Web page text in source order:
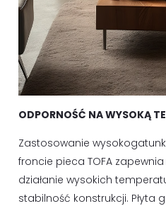
ODPORNOŚĆ NA WYSOKĄ
Zastosowanie
froncie pieca TOFA
działanie wysokich
stabilność konstrukcji. Płyta